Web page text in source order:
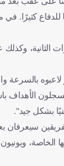
كثيرًا. في
الثانية،
بالسرعة
الأهداف
بشكل جيد".
كل مباراة لها قصتها